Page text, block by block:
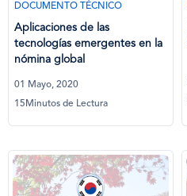
DOCUMENTO TÉCNICO
Aplicaciones de las
tecnologías emergentes en la
nómina global
01 Mayo, 2020
15Minutos de Lectura